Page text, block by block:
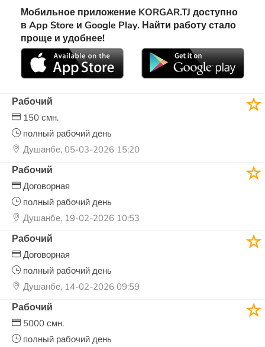
Мобильное приложение KORGAR.TJ доступно
в App Store и Google Play. Найти работу стало
проще и удобнее!
Рабочий
150 смн.
полный рабочий день
Душанбе, 05-03-2026 15:20
Рабочий
Договорная
полный рабочий день
Душанбе, 19-02-2026 10:53
Рабочий
Договорная
полный рабочий день
Душанбе, 14-02-2026 09:59
Рабочий
5000 смн.
полный рабочий день